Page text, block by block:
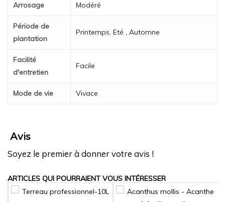
Arrosage Modéré
Période de
plantation
Printemps, Eté , Automne
Facilité
d'entretien
Facile
Mode de vie Vivace
Avis
Soyez le premier à donner votre avis !
ARTICLES QUI POURRAIENT VOUS INTÉRESSER